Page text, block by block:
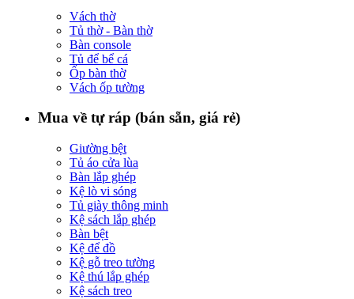
Vách thờ
Tủ thờ - Bàn thờ
Bàn console
Tủ để bể cá
Ốp bàn thờ
Vách ốp tường
Mua về tự ráp (bán sẵn, giá rẻ)
Giường bệt
Tủ áo cửa lùa
Bàn lắp ghép
Kệ lò vi sóng
Tủ giày thông minh
Kệ sách lắp ghép
Bàn bệt
Kệ để đồ
Kệ gỗ treo tường
Kệ thú lắp ghép
Kệ sách treo